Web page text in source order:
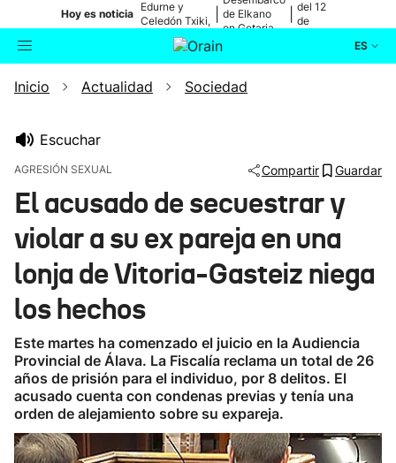
Hoy es noticia
Edurne y
Celedón Txiki,
en directo
de Elkano
en Getaria
del 12
de
ES
Buscador Actualidad
Ikusmiran
Eguraldia
Inicio Actualidad Sociedad
Escuchar
AGRESIÓN SEXUAL Compartir Guardar
El acusado de secuestrar y
violar a su ex pareja en una
lonja de Vitoria-Gasteiz niega
los hechos
Este martes ha comenzado el juicio en la Audiencia
Provincial de Álava. La Fiscalía reclama un total de 26
años de prisión para el individuo, por 8 delitos. El
acusado cuenta con condenas previas y tenía una
orden de alejamiento sobre su expareja.